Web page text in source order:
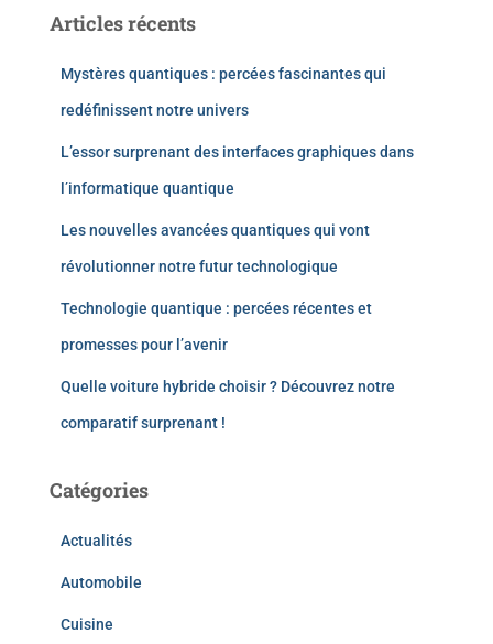
Articles récents
Mystères quantiques : percées fascinantes qui
redéfinissent notre univers
L’essor surprenant des interfaces graphiques dans
l’informatique quantique
Les nouvelles avancées quantiques qui vont
révolutionner notre futur technologique
Technologie quantique : percées récentes et
promesses pour l’avenir
Quelle voiture hybride choisir ? Découvrez notre
comparatif surprenant !
Catégories
Actualités
Automobile
Cuisine